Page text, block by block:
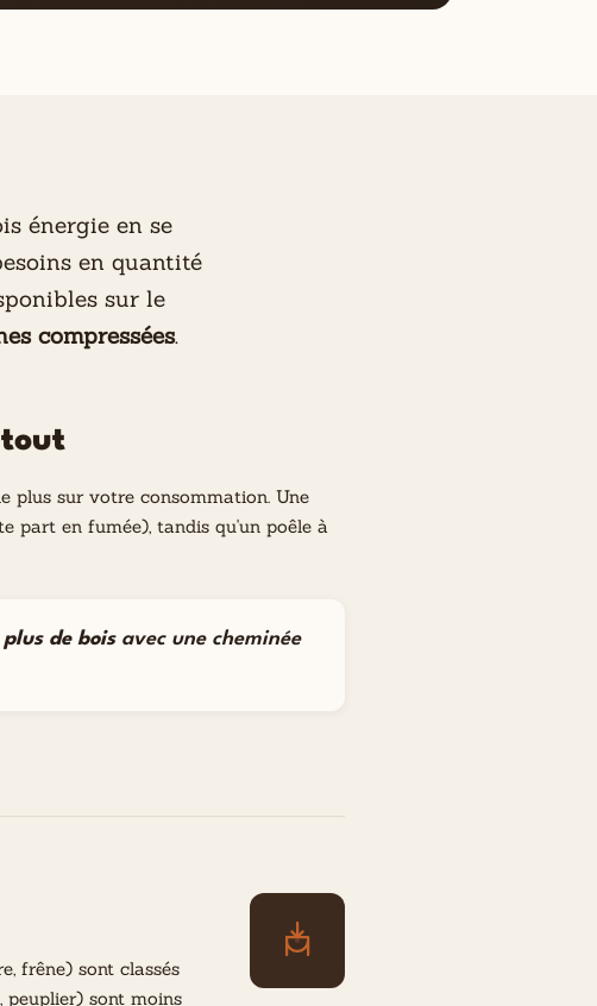
énergie en se
en quantité
sur le
compressées.
plus sur votre consommation. Une
part en fumée), tandis qu'un poêle à
de boisavec une cheminée
frêne) sont classés
peuplier) sont moins